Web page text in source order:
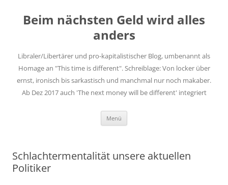
springen
Beim nächsten Geld wird alles
anders
Libraler/Libertärer und pro-kapitalistischer Blog, umbenannt als
Homage an "This time is different". Schreiblage: Von locker über
ernst, ironisch bis sarkastisch und manchmal nur noch makaber.
Ab Dez 2017 auch 'The next money will be different' integriert
Menü
Schlachtermentalität unsere aktuellen
Politiker